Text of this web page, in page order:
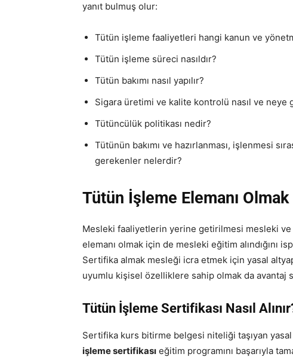
yanıt bulmuş olur:
Tütün işleme faaliyetleri hangi kanun ve
Tütün işleme süreci nasıldır?
Tütün bakımı nasıl yapılır?
Sigara üretimi ve kalite kontrolü nasıl ve neye
Tütüncülük politikası nedir?
Tütünün bakımı ve hazırlanması, işlenmesi
gerekenler nelerdir?
Tütün İşleme Elemanı
Mesleki faaliyetlerin yerine getirilmesi mesleki ve
elemanı olmak için de mesleki eğitim alındığını
Sertifika almak mesleği icra etmek için yasal
uyumlu kişisel özelliklere sahip olmak da avantaj
Tütün İşleme Sertifikası Nasıl
Sertifika kurs bitirme belgesi niteliği taşıyan
işleme sertifikası eğitim programını başarıyla